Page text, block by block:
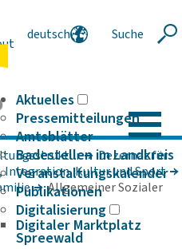
deutsch
Suche
Aktuelles
Pressemitteilungen
Amtsblätter
Badestellen im Landkreis
Veranstaltungskalender
Publikationen
Digitalisierung
Digitaler Marktplatz
Spreewald
Dezernat für
Integration, Kultur und Sport
Allgemeiner Sozialer